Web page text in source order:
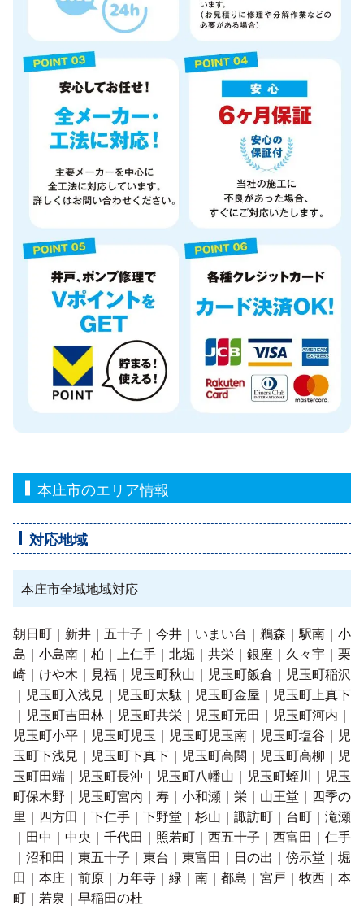
本庄市のエリア情報
対応地域
本庄市全域地域対応
朝日町｜新井｜五十子｜今井｜いまい台｜鵜森｜駅南｜小
島｜小島南｜柏｜上仁手｜北堀｜共栄｜銀座｜久々宇｜栗
崎｜けや木｜見福｜児玉町秋山｜児玉町飯倉｜児玉町稲沢
｜児玉町入浅見｜児玉町太駄｜児玉町金屋｜児玉町上真下
｜児玉町吉田林｜児玉町共栄｜児玉町元田｜児玉町河内｜
児玉町小平｜児玉町児玉｜児玉町児玉南｜児玉町塩谷｜児
玉町下浅見｜児玉町下真下｜児玉町高関｜児玉町高柳｜児
玉町田端｜児玉町長沖｜児玉町八幡山｜児玉町蛭川｜児玉
町保木野｜児玉町宮内｜寿｜小和瀬｜栄｜山王堂｜四季の
里｜四方田｜下仁手｜下野堂｜杉山｜諏訪町｜台町｜滝瀬
｜田中｜中央｜千代田｜照若町｜西五十子｜西富田｜仁手
｜沼和田｜東五十子｜東台｜東富田｜日の出｜傍示堂｜堀
田｜本庄｜前原｜万年寺｜緑｜南｜都島｜宮戸｜牧西｜本
町｜若泉｜早稲田の杜